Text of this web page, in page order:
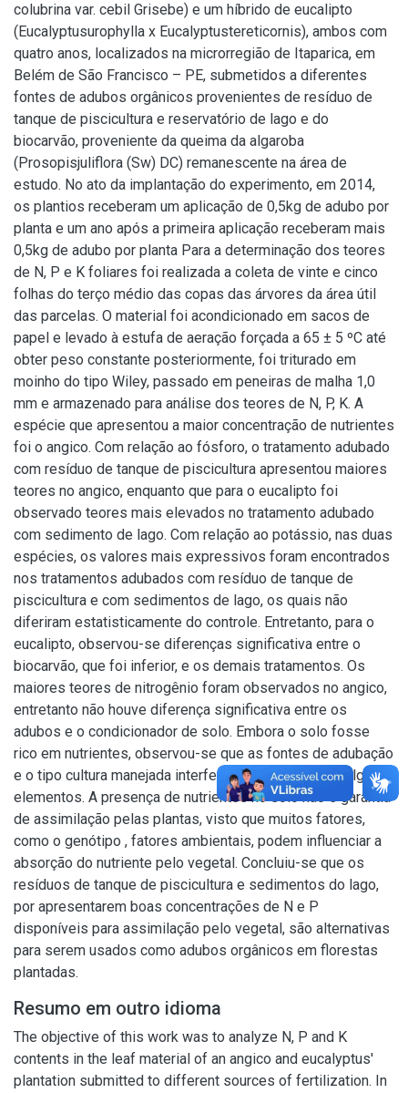
colubrina var. cebil Grisebe) e um híbrido de eucalipto
(Eucalyptusurophylla x Eucalyptustereticornis), ambos com
quatro anos, localizados na microrregião de Itaparica, em
Belém de São Francisco – PE, submetidos a diferentes
fontes de adubos orgânicos provenientes de resíduo de
tanque de piscicultura e reservatório de lago e do
biocarvão, proveniente da queima da algaroba
(Prosopisjuliflora (Sw) DC) remanescente na área de
estudo. No ato da implantação do experimento, em 2014,
os plantios receberam um aplicação de 0,5kg de adubo por
planta e um ano após a primeira aplicação receberam mais
0,5kg de adubo por planta Para a determinação dos teores
de N, P e K foliares foi realizada a coleta de vinte e cinco
folhas do terço médio das copas das árvores da área útil
das parcelas. O material foi acondicionado em sacos de
papel e levado à estufa de aeração forçada a 65 ± 5 ºC até
obter peso constante posteriormente, foi triturado em
moinho do tipo Wiley, passado em peneiras de malha 1,0
mm e armazenado para análise dos teores de N, P, K. A
espécie que apresentou a maior concentração de nutrientes
foi o angico. Com relação ao fósforo, o tratamento adubado
com resíduo de tanque de piscicultura apresentou maiores
teores no angico, enquanto que para o eucalipto foi
observado teores mais elevados no tratamento adubado
com sedimento de lago. Com relação ao potássio, nas duas
espécies, os valores mais expressivos foram encontrados
nos tratamentos adubados com resíduo de tanque de
piscicultura e com sedimentos de lago, os quais não
diferiram estatisticamente do controle. Entretanto, para o
eucalipto, observou-se diferenças significativa entre o
biocarvão, que foi inferior, e os demais tratamentos. Os
maiores teores de nitrogênio foram observados no angico,
entretanto não houve diferença significativa entre os
adubos e o condicionador de solo. Embora o solo fosse
rico em nutrientes, observou-se que as fontes de adubação
e o tipo cultura manejada interferiram nos teores de alguns
elementos. A presença de nutrientes no solo não é garantia
de assimilação pelas plantas, visto que muitos fatores,
como o genótipo , fatores ambientais, podem influenciar a
absorção do nutriente pelo vegetal. Concluiu-se que os
resíduos de tanque de piscicultura e sedimentos do lago,
por apresentarem boas concentrações de N e P
disponíveis para assimilação pelo vegetal, são alternativas
para serem usados como adubos orgânicos em florestas
plantadas.
Resumo em outro idioma
The objective of this work was to analyze N, P and K
contents in the leaf material of an angico and eucalyptus'
plantation submitted to different sources of fertilization. In